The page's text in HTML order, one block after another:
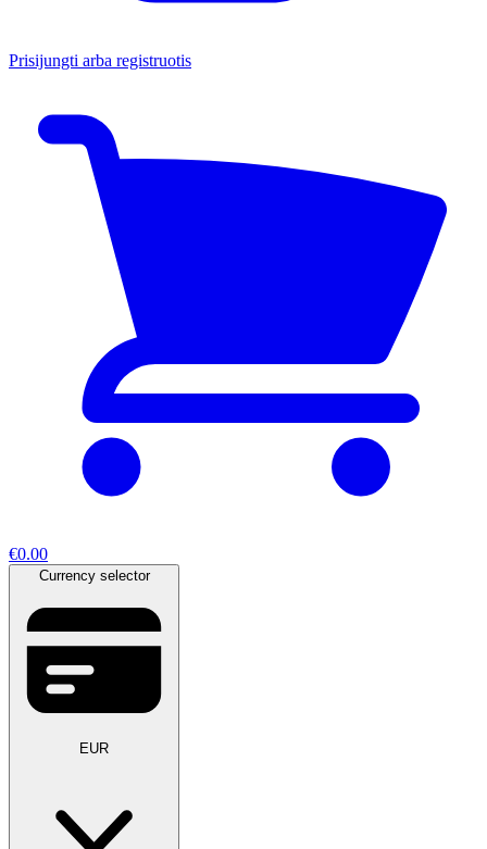
Prisijungti arba registruotis
€0.00
Currency selector
EUR